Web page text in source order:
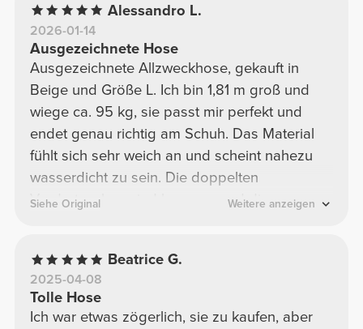
Alessandro L.
2026-01-14
Ausgezeichnete Hose
Ausgezeichnete Allzweckhose, gekauft in
Beige und Größe L. Ich bin 1,81 m groß und
wiege ca. 95 kg, sie passt mir perfekt und
endet genau richtig am Schuh. Das Material
fühlt sich sehr weich an und scheint nahezu
wasserdicht zu sein. Die doppelten
Vordertaschen sind bequem und die
ungezwungene Ausflüge.
Siehe Original Weitere anzeigen
Beatrice G.
2025-04-08
Tolle Hose
Ich war etwas zögerlich, sie zu kaufen, aber